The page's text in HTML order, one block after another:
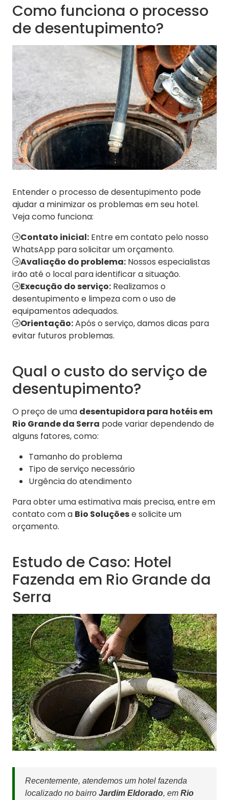
Como funciona o processo
de desentupimento?
Entender o processo de desentupimento pode
ajudar a minimizar os problemas em seu hotel.
Veja como funciona:
Contato inicial: Entre em contato pelo nosso
WhatsApp para solicitar um orçamento.
Avaliação do problema: Nossos especialistas
irão até o local para identificar a situação.
Execução do serviço: Realizamos o
desentupimento e limpeza com o uso de
equipamentos adequados.
Orientação:Após o serviço, damos dicas para
evitar futuros problemas.
Qual o custo do serviço de
desentupimento?
O preço de uma desentupidora para hotéis em
Rio Grande da Serra pode variar dependendo de
alguns fatores, como:
Tamanho do problema
Tipo de serviço necessário
Urgência do atendimento
Para obter uma estimativa mais precisa, entre em
contato com a Bio Soluçõese solicite um
orçamento.
Estudo de Caso: Hotel
Fazenda em Rio Grande da
Serra
Recentemente, atendemos um hotel fazenda
localizado no bairro Jardim Eldorado, em Rio